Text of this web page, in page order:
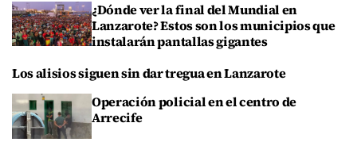
¿Dónde ver la final del Mundial en
Lanzarote? Estos son los municipios que
instalarán pantallas gigantes
Los alisios siguen sin dar tregua en Lanzarote
Operación policial en el centro de
Arrecife